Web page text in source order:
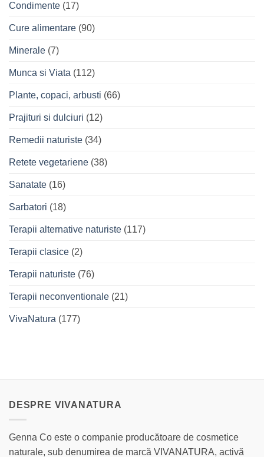
Condimente (17)
Cure alimentare (90)
Minerale (7)
Munca si Viata (112)
Plante, copaci, arbusti (66)
Prajituri si dulciuri (12)
Remedii naturiste (34)
Retete vegetariene (38)
Sanatate (16)
Sarbatori (18)
Terapii alternative naturiste (117)
Terapii clasice (2)
Terapii naturiste (76)
Terapii neconventionale (21)
VivaNatura (177)
DESPRE VIVANATURA
Genna Co este o companie producătoare de cosmetice
naturale, sub denumirea de marcă VIVANATURA, activă